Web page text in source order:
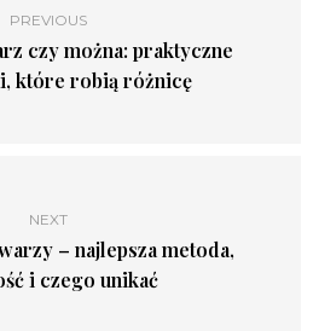
PREVIOUS
czy można: praktyczne
które robią różnicę
NEXT
– najlepsza metoda,
i czego unikać